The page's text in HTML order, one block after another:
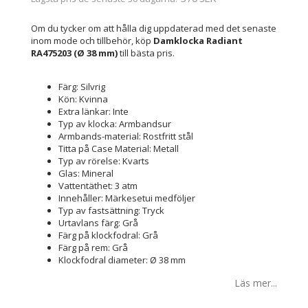
Om du tycker om att hålla dig uppdaterad med det senaste
inom mode och tillbehör, köp Damklocka Radiant
RA475203 (Ø 38 mm)till bästa pris.
Färg: Silvrig
Kön: Kvinna
Extra länkar: Inte
Typ av klocka: Armbandsur
Armbands-material: Rostfritt stål
Titta på Case Material: Metall
Typ av rörelse: Kvarts
Glas: Mineral
Vattentäthet: 3 atm
Innehåller: Märkesetui medföljer
Typ av fastsättning: Tryck
Urtavlans färg: Grå
Färg på klockfodral: Grå
Färg på rem: Grå
Klockfodral diameter: Ø 38 mm
Läs mer...